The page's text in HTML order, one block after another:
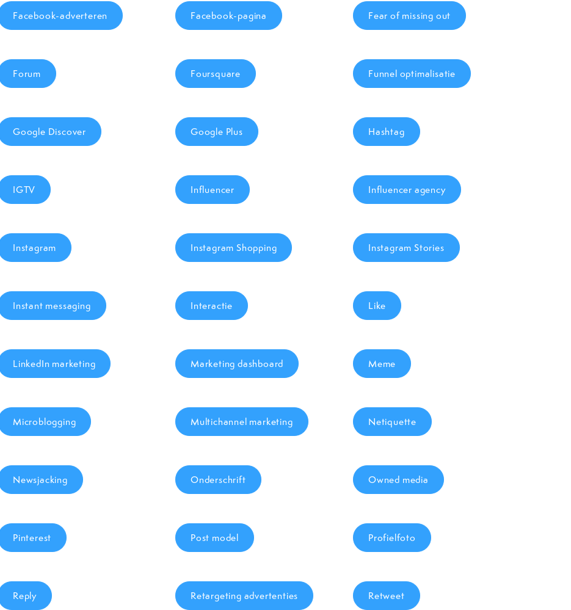
Facebook-adverteren Facebook-pagina Fear of missing out
Forum Foursquare Funnel optimalisatie
Google Discover Google Plus Hashtag
IGTV Influencer Influencer agency
Instagram Instagram Shopping Instagram Stories
Instant messaging Interactie Like
LinkedIn marketing Marketing dashboard Meme
Microblogging Multichannel marketing Netiquette
Newsjacking Onderschrift Owned media
Pinterest Post model Profielfoto
Reply Retargeting advertenties Retweet